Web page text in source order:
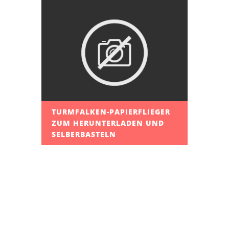
TURMFALKEN-PAPIERFLIEGER
ZUM HERUNTERLADEN UND
SELBERBASTELN